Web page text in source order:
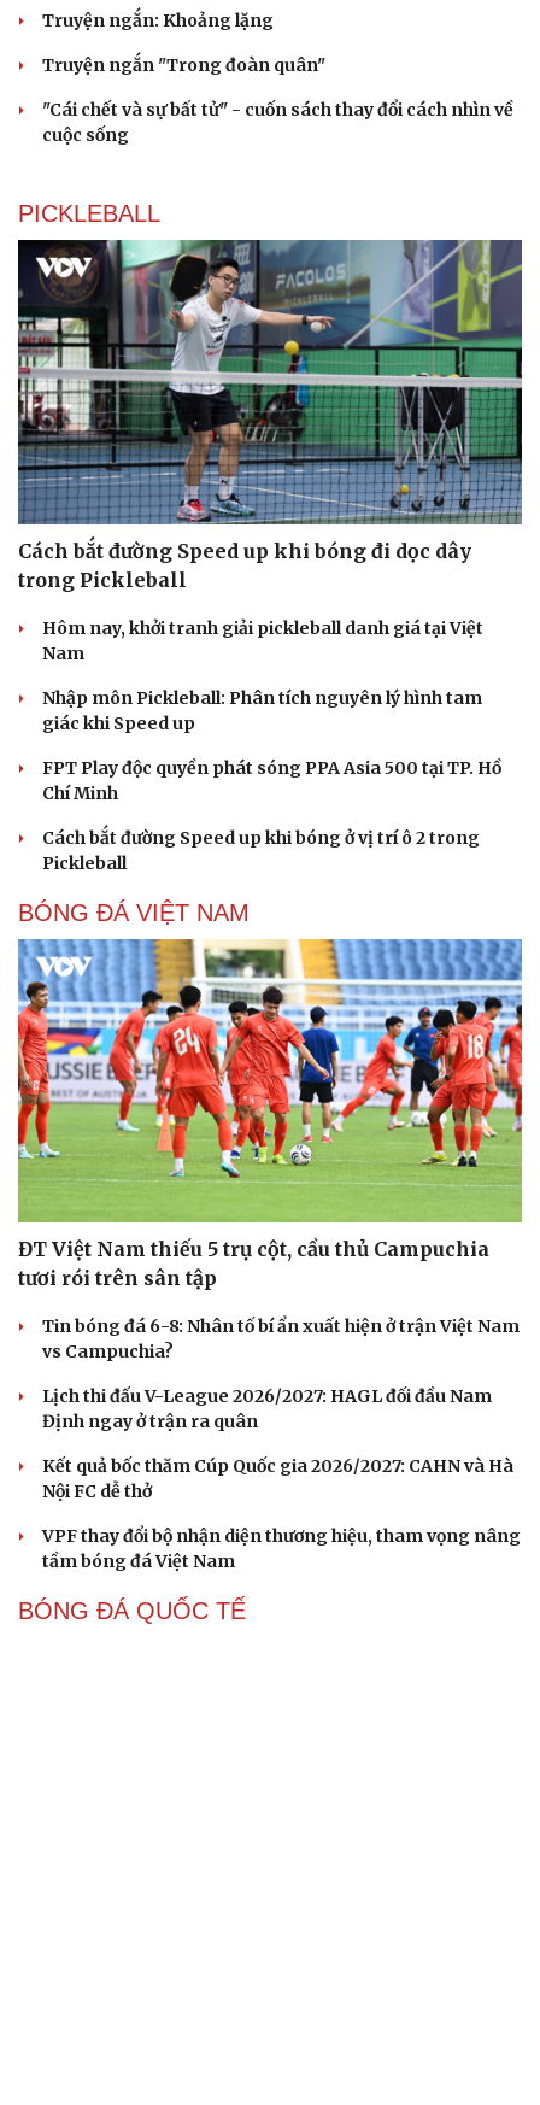
Cải chính
Truyện ngắn: Khoảng lặng
Truyện ngắn "Trong đoàn quân"
"Cái chết và sự bất tử" - cuốn sách thay đổi cách nhìn về
cuộc sống
PICKLEBALL
Cách bắt đường Speed up khi bóng đi dọc dây
trong Pickleball
Hôm nay, khởi tranh giải pickleball danh giá tại Việt
Nam
Nhập môn Pickleball: Phân tích nguyên lý hình tam
giác khi Speed up
FPT Play độc quyền phát sóng PPA Asia 500 tại TP. Hồ
Chí Minh
Cách bắt đường Speed up khi bóng ở vị trí ô 2 trong
Pickleball
BÓNG ĐÁ VIỆT NAM
ĐT Việt Nam thiếu 5 trụ cột, cầu thủ Campuchia
tươi rói trên sân tập
Tin bóng đá 6-8: Nhân tố bí ẩn xuất hiện ở trận Việt Nam
vs Campuchia?
Lịch thi đấu V-League 2026/2027: HAGL đối đầu Nam
Định ngay ở trận ra quân
Kết quả bốc thăm Cúp Quốc gia 2026/2027: CAHN và Hà
Nội FC dễ thở
VPF thay đổi bộ nhận diện thương hiệu, tham vọng nâng
tầm bóng đá Việt Nam
BÓNG ĐÁ QUỐC TẾ